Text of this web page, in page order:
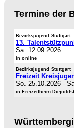
Termine der
Bezirksjugend Stuttgart
13.
Sa. 12.09.2026
in online
Bezirksjugend Stuttgart
Freizeit
So. 25.10.2026 -
in Freizeitheim